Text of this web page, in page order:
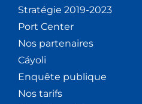
Stratégie 2019-2023
Port Center
Nos partenaires
Cáyoli
Enquête publique
Nos tarifs